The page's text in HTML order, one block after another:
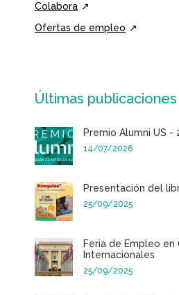
Colabora
Ofertas de empleo
Últimas publicaciones
Premio Alumni US -
14/07/2026
Presentación del
25/09/2025
Feria de Empleo en
Internacionales
25/09/2025